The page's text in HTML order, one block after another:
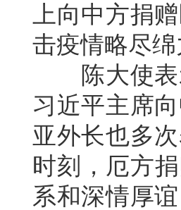
上向中方捐
击疫情略尽绵
陈大使表
习近平主席
亚外长也多
时刻，厄方
系和深情厚